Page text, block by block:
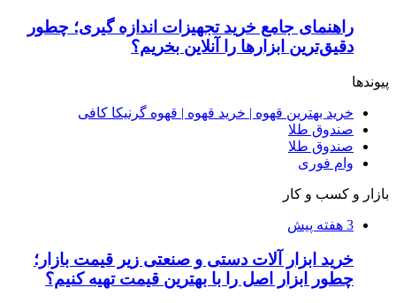
طرح توجیهی
۱۴۰۵/۰۴/۱۵
عاشقانه، دارک رومنس و رمان بدون حذفیات
۱۴۰۵/۰۴/۱۴
راهنمای جامع خرید تجهیزات اندازه گیری؛ چطور
دقیق‌ترین ابزارها را آنلاین بخریم؟
آربی نوا؛ راهکار هوشمند برای شناسایی
فرصت‌های آربیتراژ ارز دیجیتال